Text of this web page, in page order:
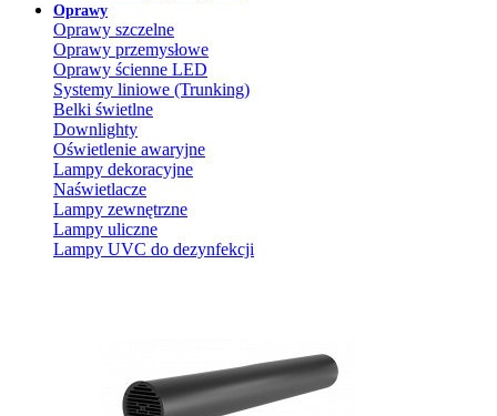
Oprawy
Oprawy szczelne
Oprawy przemysłowe
Oprawy ścienne LED
Systemy liniowe (Trunking)
Belki świetlne
Downlighty
Oświetlenie awaryjne
Lampy dekoracyjne
Naświetlacze
Lampy zewnętrzne
Lampy uliczne
Lampy UVC do dezynfekcji